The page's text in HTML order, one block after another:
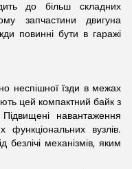
до більш складних
запчастини двигуна
повинні бути в гаражі
неспішної їзди в межах
цей компактний байк з
навантаження
вузлів.
безлічі механізмів, яким